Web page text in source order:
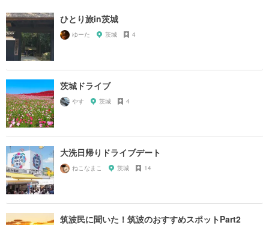
ひとり旅in茨城
ゆーた 茨城 4
茨城ドライブ
やす 茨城 4
大洗日帰りドライブデート
ねこなまこ 茨城 14
筑波民に聞いた！筑波のおすすめスポットPart2